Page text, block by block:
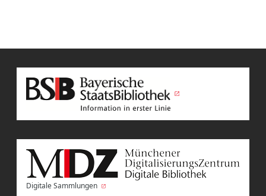
Digitale Sammlungen